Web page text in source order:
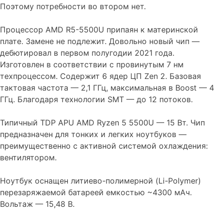
Поэтому потребности во втором нет.
Процессор AMD R5-5500U припаян к материнской
плате. Замене не подлежит. Довольно новый чип —
дебютировал в первом полугодии 2021 года.
Изготовлен в соответствии с провинутым 7 нм
техпроцессом. Содержит 6 ядер ЦП Zen 2. Базовая
тактовая частота — 2,1 ГГц, максимальная в Boost — 4
ГГц. Благодаря технологии SMT — до 12 потоков.
Типичный TDP APU AMD Ryzen 5 5500U — 15 Вт. Чип
предназначен для тонких и легких ноутбуков —
преимущественно с активной системой охлаждения:
вентилятором.
Ноутбук оснащен литиево-полимерной (Li-Polymer)
перезаряжаемой батареей емкостью ~4300 мАч.
Вольтаж — 15,48 В.